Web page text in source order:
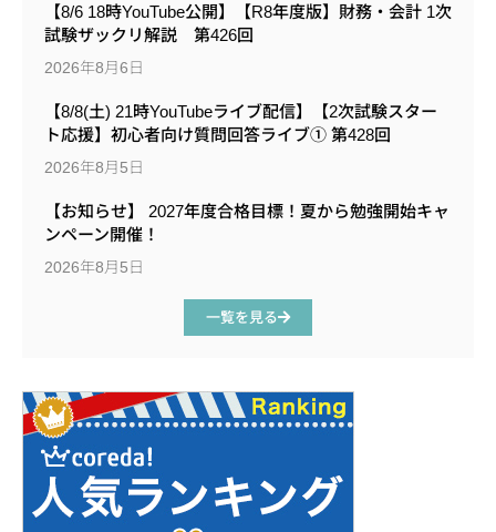
【8/6 18時YouTube公開】【R8年度版】財務・会計 1次
試験ザックリ解説 第426回
2026年8月6日
【8/8(土) 21時YouTubeライブ配信】【2次試験スター
ト応援】初心者向け質問回答ライブ① 第428回
2026年8月5日
【お知らせ】 2027年度合格目標！夏から勉強開始キャ
ンペーン開催！
2026年8月5日
一覧を見る